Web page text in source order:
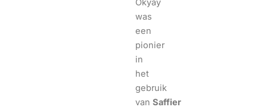
was
een
pionier
in
het
gebruik
van Saffier